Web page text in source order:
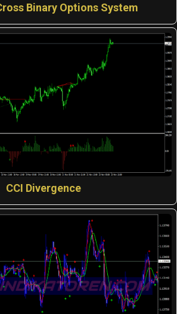
Binary Options System
CCI Divergence